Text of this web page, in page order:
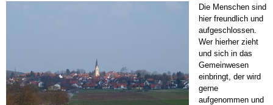
Die Menschen sind
hier freundlich und
aufgeschlossen.
Wer hierher zieht
und sich in das
Gemeinwesen
einbringt, der wird
gerne
aufgenommen und